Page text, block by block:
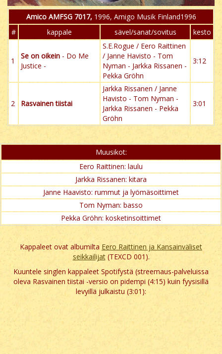
Amico AMFSG 7017, 1996, Amigo Musik Finland1996
#
kappale sävel/sanat/sovitus kesto
1
Se on oikein - Do Me
Justice -
S.E.Rogue / Eero Raittinen
/ Janne Havisto - Tom
Nyman - Jarkka Rissanen -
Pekka Gröhn
3:12
2 Rasvainen tiistai
Jarkka Rissanen / Janne
Havisto - Tom Nyman -
Jarkka Rissanen - Pekka
Gröhn
3:01
Muusikot:
Eero Raittinen: laulu
Jarkka Rissanen: kitara
Janne Haavisto: rummut ja lyömäsoittimet
Tom Nyman: basso
Pekka Gröhn: kosketinsoittimet
Kappaleet ovat albumilta Eero Raittinen ja Kansainväliset
seikkailijat(TEXCD 001).
Kuuntele singlen kappaleet Spotifystä (streemaus-palveluissa
oleva Rasvainen tiistai -versio on pidempi (4:15) kuin fyysisillä
levyillä julkaistu (3:01):